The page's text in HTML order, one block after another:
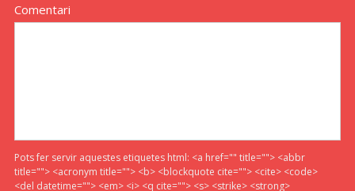
Comentari
Pots fer servir aquestes etiquetes html: <a href="" title=""> <abbr
title=""> <acronym title=""> <b> <blockquote cite=""> <cite> <code>
<del datetime=""> <em> <i> <q cite=""> <s> <strike> <strong>